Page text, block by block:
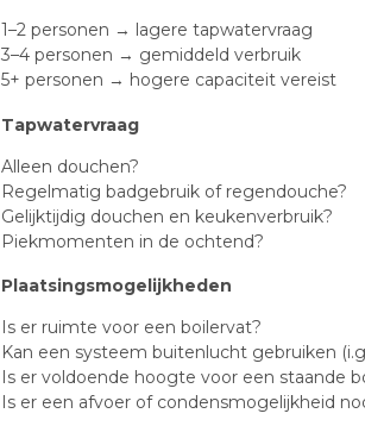
1–2 personen → lagere tapwatervraag
3–4 personen → gemiddeld verbruik
5+ personen → hogere capaciteit vereist
Tapwatervraag
Alleen douchen?
Regelmatig badgebruik of regendouche?
Gelijktijdig douchen en keukenverbruik?
Piekmomenten in de ochtend?
Plaatsingsmogelijkheden
Is er ruimte voor een boilervat?
Kan een systeem buitenlucht gebruiken
Is er voldoende hoogte voor een staande
Is er een afvoer of condensmogelijkheid